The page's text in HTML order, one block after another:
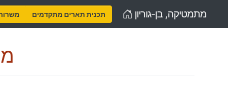
מתמטיקה, בן-גוריון Homeתכנית תארים מתקדמים